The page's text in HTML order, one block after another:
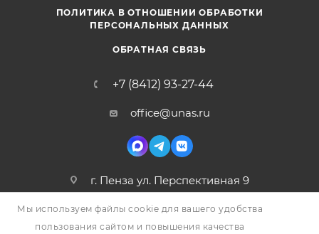
ПОЛИТИКА В ОТНОШЕНИИ ОБРАБОТКИ
ПЕРСОНАЛЬНЫХ ДАННЫХ
ОБРАТНАЯ СВЯЗЬ
+7 (8412) 93-27-44
office@unas.ru
г. Пенза ул. Перспективная 9
Мы используем файлы cookie для вашего удобства
пользования сайтом и повышения качества